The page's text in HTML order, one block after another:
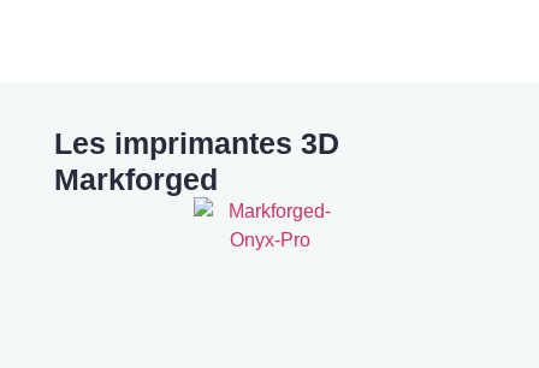
Les imprimantes 3D
Markforged